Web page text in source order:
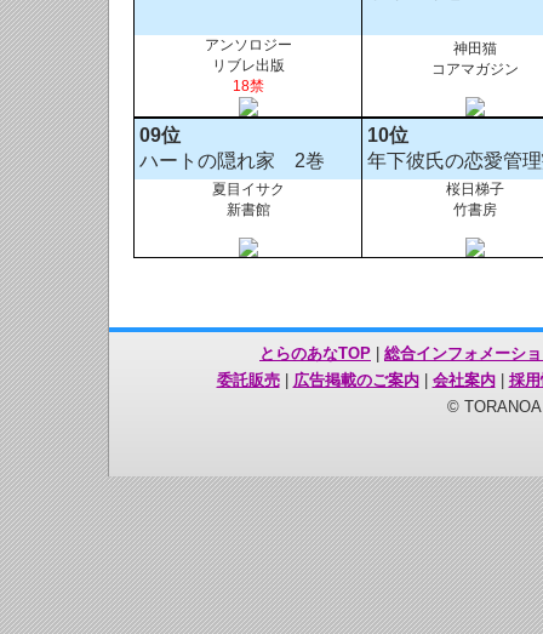
アンソロジー
リブレ出版
18禁
神田猫
コアマガジン
09位
ハートの隠れ家 2巻
10位
年下彼氏の恋愛管
夏目イサク
新書館
桜日梯子
竹書房
とらのあなTOP
総合インフォメーシ
委託販売| 広告掲載のご案内| 会社案内| 採
©